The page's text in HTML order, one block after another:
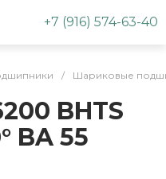
+7 (916) 574-63-40
/ Шариковые
BHTS
BA 55